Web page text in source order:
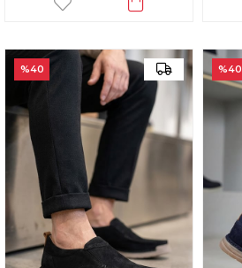
%40 %40